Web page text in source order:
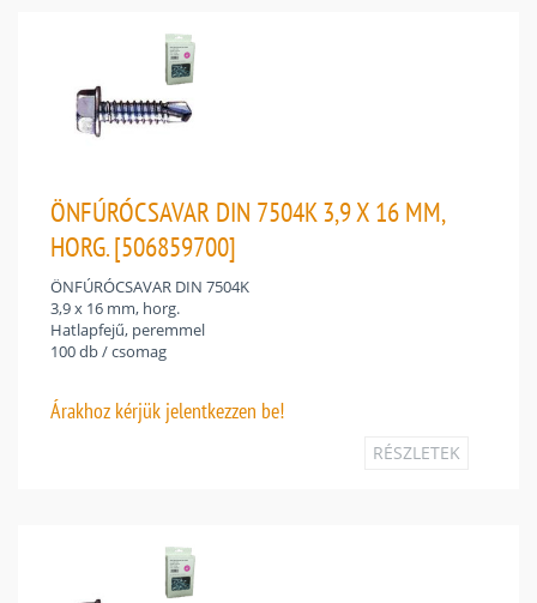
ÖNFÚRÓCSAVAR DIN 7504K 3,9 X 16 MM,
HORG. [506859700]
ÖNFÚRÓCSAVAR DIN 7504K
3,9 x 16 mm, horg.
Hatlapfejű, peremmel
100 db / csomag
Árakhoz kérjük jelentkezzen be!
RÉSZLETEK